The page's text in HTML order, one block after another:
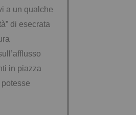
a un qualche
di esecrata
in piazza